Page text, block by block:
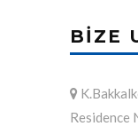
BIZE
Residence